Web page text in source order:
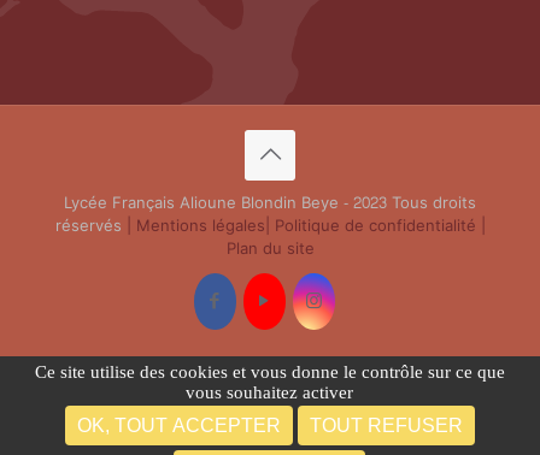
Ce site utilise des cookies et vous donne le contrôle sur ce que
vous souhaitez activer
OK, TOUT ACCEPTER TOUT REFUSER
Lycée Français Alioune Blondin Beye - 2023 Tous droits
réservés | Mentions légales | Politique de confidentialité
Plan du site
Français Português Portugais - du Portugal